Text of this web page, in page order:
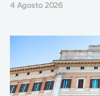
4 Agosto 2026